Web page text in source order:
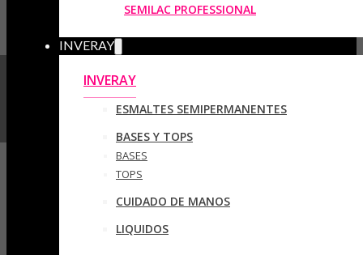
SEMILAC PROFESSIONAL
INVERAY
INVERAY
ESMALTES SEMIPERMANENTES
BASES Y TOPS
BASES
TOPS
CUIDADO DE MANOS
LIQUIDOS